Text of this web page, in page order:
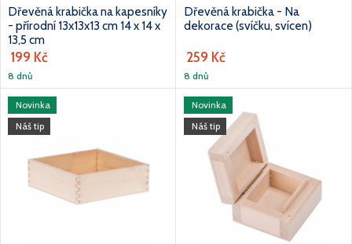
Dřevěná krabička na kapesníky
- přírodní 13x13x13 cm 14 x 14 x
13,5 cm
199 Kč
8 dnů
Dřevěná krabička - Na
dekorace (svíčku, svícen)
259 Kč
8 dnů
Novinka
Náš tip
Novinka
Náš tip